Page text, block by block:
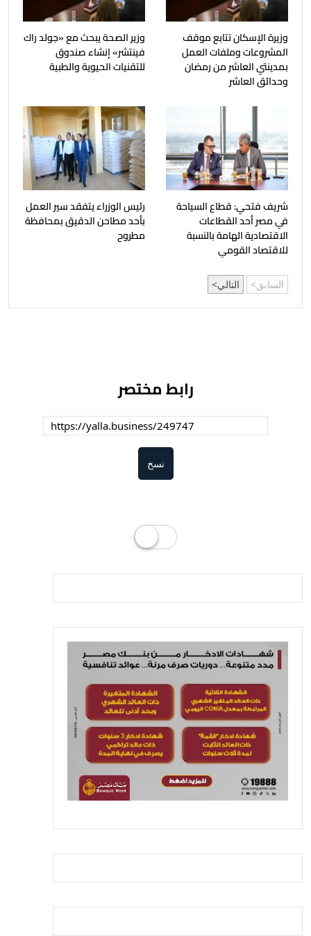
وزيرة الإسكان تتابع موقف
المشروعات وملفات العمل
بمدينتي العاشر من رمضان
وحدائق العاشر
وزير الصحة يبحث مع «جولد راك
فينتشر» إنشاء صندوق
للتقنيات الحيوية والطبية
شريف فتحي: قطاع السياحة
في مصر أحد القطاعات
الاقتصادية الهامة بالنسبة
للاقتصاد القومي
رئيس الوزراء يتفقد سير العمل
بأحد مطاحن الدقيق بمحافظة
مطروح
السابق التالي
رابط مختصر
نسخ